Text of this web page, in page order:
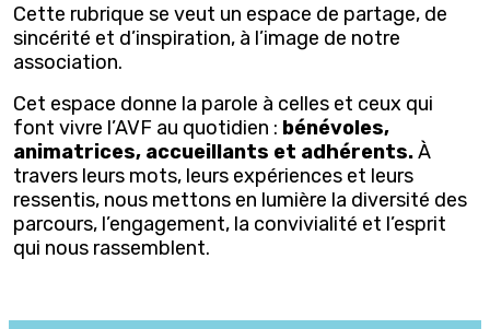
Cette rubrique se veut un espace de partage, de
sincérité et d’inspiration, à l’image de notre
association.
Cet espace donne la parole à celles et ceux qui
font vivre l’AVF au quotidien : bénévoles,
animatrices, accueillants et adhérents.À
travers leurs mots, leurs expériences et leurs
ressentis, nous mettons en lumière la diversité des
parcours, l’engagement, la convivialité et l’esprit
qui nous rassemblent.